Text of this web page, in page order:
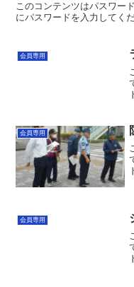
このコンテンツはパスワー
にパスワードを入力してく
会員専用
会員専用
会員専用